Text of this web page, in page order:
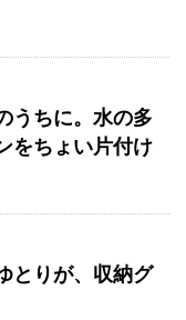
うちに。水の多
をちょい片付け
とりが、収納グ